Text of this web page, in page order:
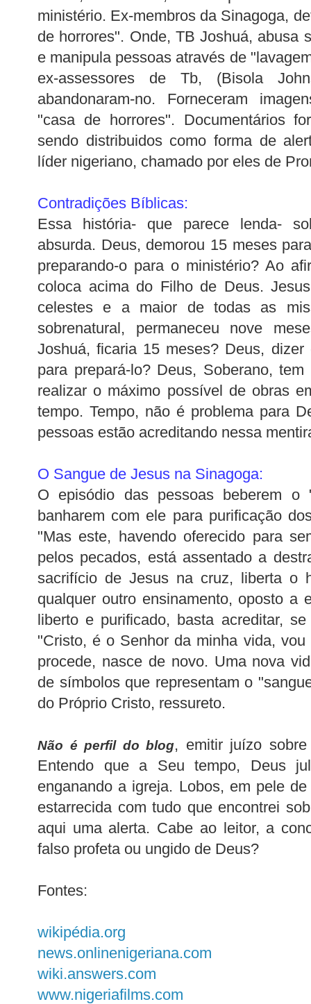
ministério. Ex-membros da Sinagoga,
de horrores". Onde, TB Joshuá, abusa
e manipula pessoas através de
ex-assessores de Tb, (Bisola
abandonaram-no. Forneceram
"casa de horrores". Documentários
sendo distribuidos como forma de
líder nigeriano, chamado por eles de
Contradições Bíblicas:
Essa história- que parece lenda-
absurda. Deus, demorou 15 meses
preparando-o para o ministério? Ao
coloca acima do Filho de Deus.
celestes e a maior de todas as
sobrenatural, permaneceu nove
Joshuá, ficaria 15 meses? Deus,
para prepará-lo? Deus, Soberano,
realizar o máximo possível de obras
tempo. Tempo, não é problema para
pessoas estão acreditando nessa
O Sangue de Jesus na Sinagoga:
O episódio das pessoas beberem o
banharem com ele para purificação
"Mas este, havendo oferecido para
pelos pecados, está assentado a
sacrifício de Jesus na cruz, liberta o
qualquer outro ensinamento, oposto a
liberto e purificado, basta acreditar,
"Cristo, é o Senhor da minha vida,
procede, nasce de novo. Uma nova
de símbolos que representam o
do Próprio Cristo, ressureto.
Não é perfil do blog, emitir juízo
Entendo que a Seu tempo, Deus
enganando a igreja. Lobos, em pele
estarrecida com tudo que encontrei
aqui uma alerta. Cabe ao leitor, a
falso profeta ou ungido de Deus?
Fontes:
wikipédia.org
news.onlinenigeriana.com
wiki.answers.com
www.nigeriafilms.com